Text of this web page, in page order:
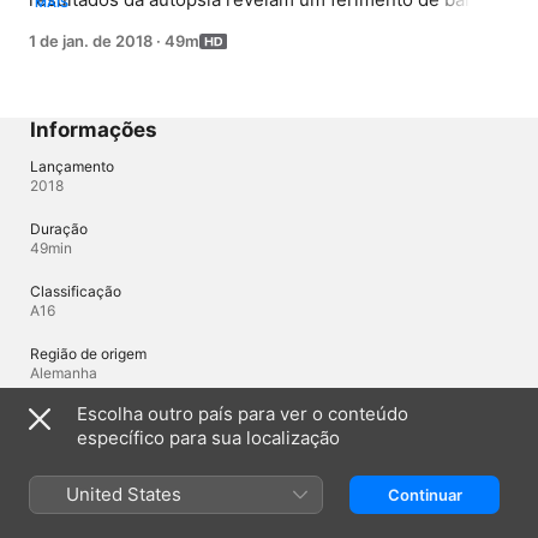
busca da arma.
1 de jan. de 2018 · 49m
Informações
Lançamento
2018
Duração
49min
Classificação
A16
Região de origem
Alemanha
Idiomas
Áudio original
Alemão, Alemão (Alemanha), Inglês (Estados Unidos)
Escolha outro país para ver o conteúdo
específico para sua localização
United States Continuar